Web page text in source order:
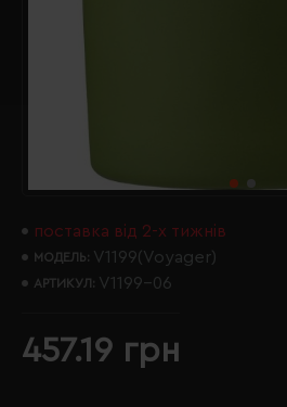
поставка від 2-х тижнів
МОДЕЛЬ: V1199(Voyager)
АРТИКУЛ: V1199-06
457.19 грн